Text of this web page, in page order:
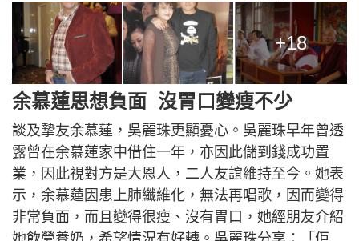
+18
余慕蓮思想負面 沒胃口變瘦不少
談及摯友余慕蓮，吳麗珠更顯憂心。吳麗珠早年曾透
露曾在余慕蓮家中借住一年，亦因此儲到錢成功置
業，因此視對方是大恩人，二人友誼維持至今。她表
示，余慕蓮因患上肺纖維化，無法再唱歌，因而變得
非常負面，而且變得很瘦、沒有胃口，她經朋友介紹